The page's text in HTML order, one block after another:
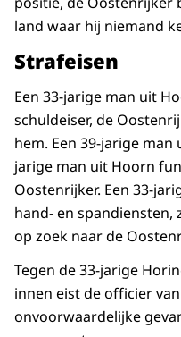
land waar hij niemand
Strafeisen
Een 33-jarige man uit
schuldeiser, de
hem. Een 39-jarige man
jarige man uit Hoorn
Oostenrijker. Een 33-
hand- en spandiensten,
op zoek naar de
Tegen de 33-jarige
innen eist de officier
onvoorwaardelijke